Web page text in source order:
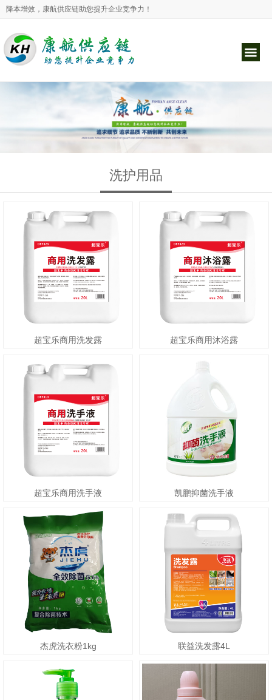
降本增效，康航供应链助您提升企业竞争力！
洗护用品
超宝乐商用洗发露 超宝乐商用沐浴露
超宝乐商用洗手液 凯鹏抑菌洗手液
杰虎洗衣粉1kg 联益洗发露4L